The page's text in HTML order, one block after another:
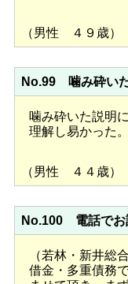
（男性 ４９歳）
No.99 噛み砕い
噛み砕いた説明
理解し易かった。
（男性 ４４歳）
No.100 電話で
（若林・新井総
借金・多重債務